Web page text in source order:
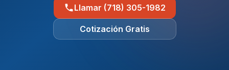
Llamar (718) 305-1982
Cotización Gratis